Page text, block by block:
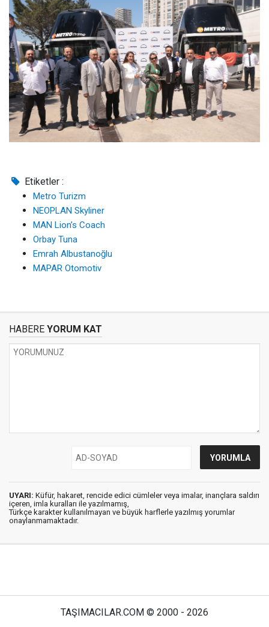
Etiketler :
Metro Turizm
NEOPLAN Skyliner
MAN Lion’s Coach
Orbay Tuna
Emrah Albustanoğlu
MAPAR Otomotiv
HABERE YORUM KAT
UYARI: Küfür, hakaret, rencide edici cümleler veya imalar, inançlara saldırı
içeren, imla kuralları ile yazılmamış,
Türkçe karakter kullanılmayan ve büyük harflerle yazılmış yorumlar
onaylanmamaktadır.
TAŞIMACILAR.COM © 2000 - 2026